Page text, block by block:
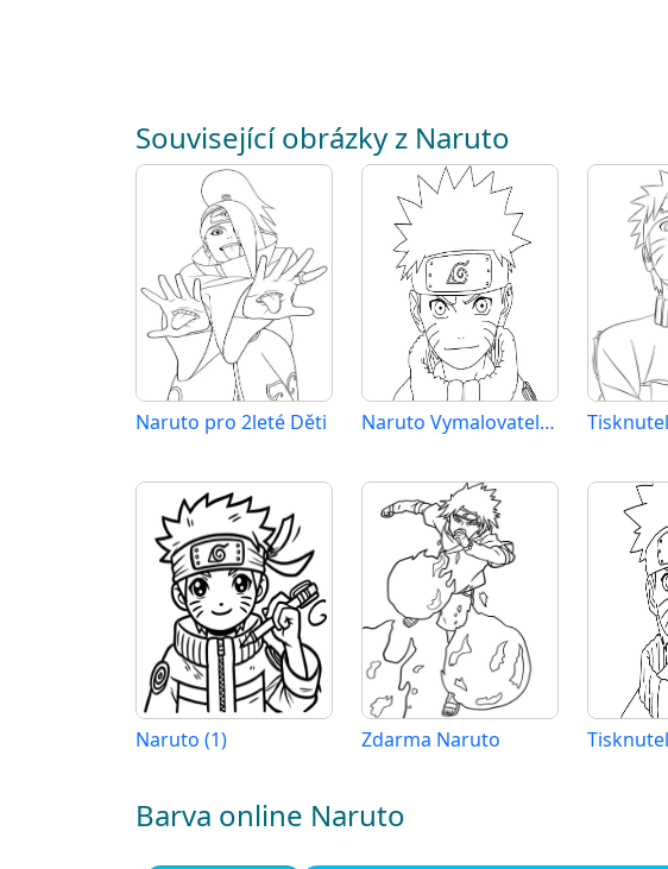
Související obrázky z Naruto
Naruto pro 2leté Děti Naruto Vymalovatelné pro Děti
Naruto (1) Zdarma Naruto
Barva online Naruto